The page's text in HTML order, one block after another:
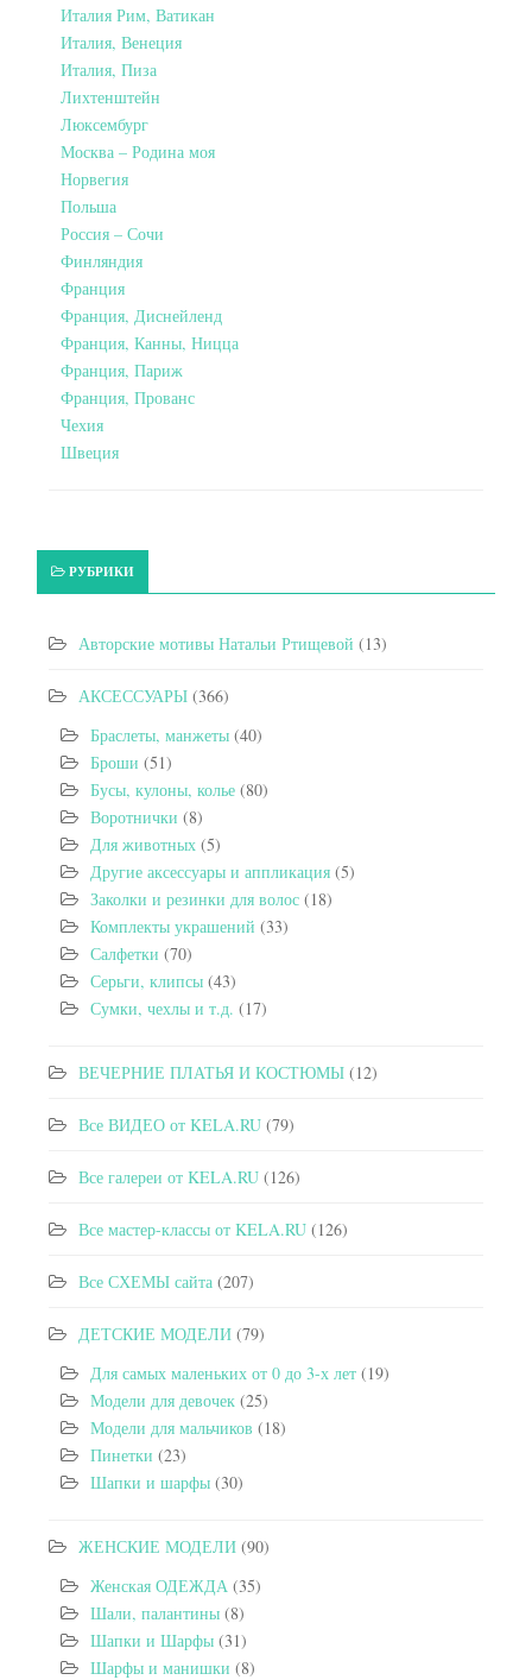
Италия Рим, Ватикан
Италия, Венеция
Италия, Пиза
Лихтенштейн
Люксембург
Москва – Родина моя
Норвегия
Польша
Россия – Сочи
Финляндия
Франция
Франция, Диснейленд
Франция, Канны, Ницца
Франция, Париж
Франция, Прованс
Чехия
Швеция
РУБРИКИ
Авторские мотивы Натальи Ртищевой (13)
АКСЕССУАРЫ (366)
Браслеты, манжеты (40)
Броши (51)
Бусы, кулоны, колье (80)
Воротнички (8)
Для животных (5)
Другие аксессуары и аппликация (5)
Заколки и резинки для волос (18)
Комплекты украшений (33)
Салфетки (70)
Серьги, клипсы (43)
Сумки, чехлы и т.д. (17)
ВЕЧЕРНИЕ ПЛАТЬЯ И КОСТЮМЫ (12)
Все ВИДЕО от KELA.RU (79)
Все галереи от KELA.RU (126)
Все мастер-классы от KELA.RU (126)
Все СХЕМЫ сайта (207)
ДЕТСКИЕ МОДЕЛИ (79)
Для самых маленьких от 0 до 3-х лет (19)
Модели для девочек (25)
Модели для мальчиков (18)
Пинетки (23)
Шапки и шарфы (30)
ЖЕНСКИЕ МОДЕЛИ (90)
Женская ОДЕЖДА (35)
Шали, палантины (8)
Шапки и Шарфы (31)
Шарфы и манишки (8)